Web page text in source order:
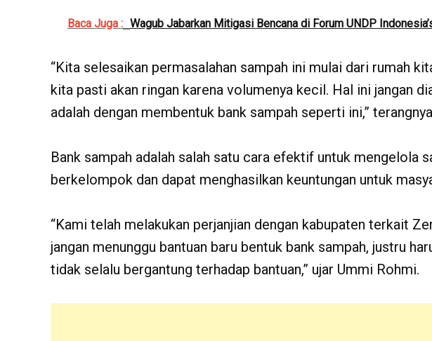
Baca Juga : Wagub Jabarkan Mitigasi Bencana di Forum UNDP
“Kita selesaikan permasalahan sampah ini mulai dari rumah
kita pasti akan ringan karena volumenya kecil. Hal ini jangan
adalah dengan membentuk bank sampah seperti ini,”
Bank sampah adalah salah satu cara efektif untuk mengelola
berkelompok dan dapat menghasilkan keuntungan untuk
“Kami telah melakukan perjanjian dengan kabupaten terkait
jangan menunggu bantuan baru bentuk bank sampah, justru
tidak selalu bergantung terhadap bantuan,” ujar Ummi Rohmi.